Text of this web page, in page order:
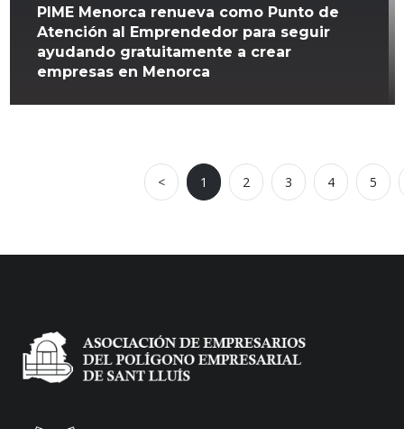
PIME Menorca renueva como Punto de
Atención al Emprendedor para seguir
ayudando gratuitamente a crear
empresas en Menorca
< 1 2 3 4 5